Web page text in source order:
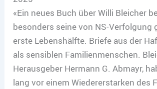
«Ein neues Buch über Willi Bleicher
besonders seine von NS-Verfolgung
erste Lebenshälfte. Briefe aus der
als sensiblen Familienmenschen.
Herausgeber Hermann G. Abmayr,
lang vor einem Wiedererstarken des